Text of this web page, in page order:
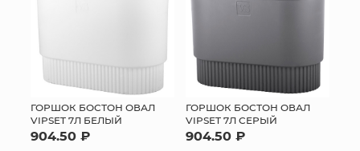
ГОРШОК БОСТОН ОВАЛ
VIPSET 7Л БЕЛЫЙ
904.50 ₽
ГОРШОК БОСТОН ОВАЛ
VIPSET 7Л СЕРЫЙ
904.50 ₽